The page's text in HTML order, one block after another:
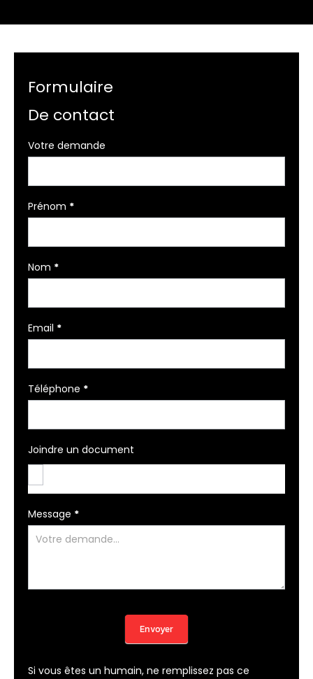
Formulaire
De contact
Formulaire
téléphone
Votre demande
Prénom *
Nom *
Email *
Téléphone *
Joindre un document
Message *
Envoyer
Si vous êtes un humain, ne remplissez pas ce